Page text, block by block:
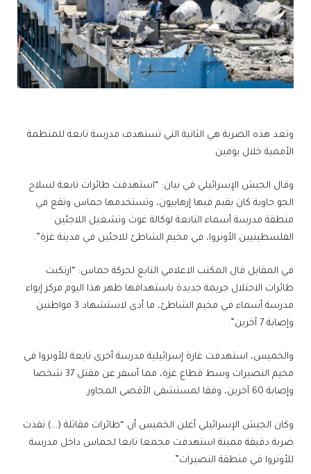
وتعد هذه الضربة هي الثانية التي تستهدف مدرسة تابعة للمنظمة
الأممية خلال يومين.
وقال الجيش الإسرائيلي في بيان: “استهدفت طائرات تابعة لسلاح
الجو حاوية كان يقيم فيها إرهابيون، وتستخدمها حماس وتقع في
منطقة مدرسة أسماء التابعة لوكالة غوث وتشغيل اللاجئين
الفلسطينيين الأونروا، في مخيم الشاطئ للاجئين في مدينة غزة”.
في المقابل قال المكتب الاعلامي التابع لحركة حماس: “ارتكبت
طائرات الاحتلال جريمة جديدة باستهدافها ظهر هذا اليوم مركز إيواء
مدرسة أسماء في مخيم الشاطئ، ما أدى لاستشهاد 3 مواطنين
وإصابة 7 آخرين”.
والخميس، استهدفت غارة إسرائيلية مدرسة أخرى تابعة للأونروا في
مخيم النصيرات وسط قطاع غزة، مما أسفر عن مقتل 37 شخصا
وإصابة 60 آخرين، وفقا لمستشفى الأقصى المجاور.
وكان الجيش الإسرائيلي أعلن الخميس أن “طائرات مقاتلة (…) نفذت
ضربة دقيقة مميتة استهدفت مجمعا تابعا لحماس داخل مدرسة
للأونروا في منطقة النصيرات”.